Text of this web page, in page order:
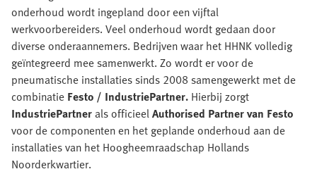
onderhoud wordt ingepland door een vijftal
werkvoorbereiders. Veel onderhoud wordt gedaan door
diverse onderaannemers. Bedrijven waar het HHNK volledig
geïntegreerd mee samenwerkt. Zo wordt er voor de
pneumatische installaties sinds 2008 samengewerkt met de
combinatie Festo / IndustriePartner. Hierbij zorgt
IndustriePartnerals officieelAuthorised Partner van Festo
voor de componenten en het geplande onderhoud aan de
installaties van het Hoogheemraadschap Hollands
Noorderkwartier.